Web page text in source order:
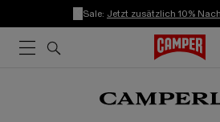
Sale: Jetzt zusätzlich 10%